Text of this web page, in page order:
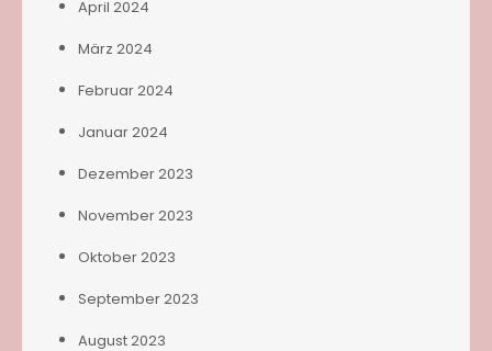
April 2024
März 2024
Februar 2024
Januar 2024
Dezember 2023
November 2023
Oktober 2023
September 2023
August 2023